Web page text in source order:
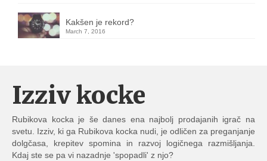
Kakšen je rekord?
March 7, 2016
Izziv kocke
Rubikova kocka je še danes ena najbolj prodajanih igrač na
svetu. Izziv, ki ga Rubikova kocka nudi, je odličen za preganjanje
dolgčasa, krepitev spomina in razvoj logičnega razmišljanja.
Kdaj ste se pa vi nazadnje 'spopadli' z njo?